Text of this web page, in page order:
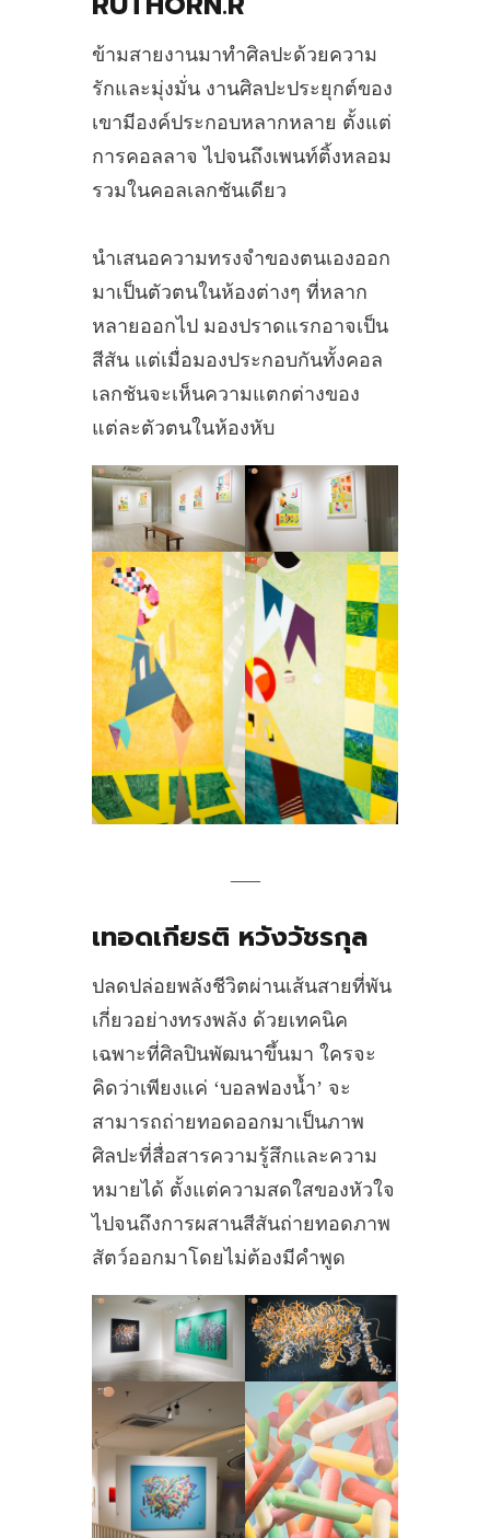
ข้ามสายงานมาทำศิลปะด้วยความ
รักและมุ่งมั่น งานศิลปะประยุกต์ของ
เขามีองค์ประกอบหลากหลาย ตั้งแต่
การคอลลาจ ไปจนถึงเพนท์ติ้งหลอม
รวมในคอลเลกชันเดียว
นำเสนอความทรงจำของตนเองออก
มาเป็นตัวตนในห้องต่างๆ ที่หลาก
หลายออกไป มองปราดแรกอาจเป็น
สีสัน แต่เมื่อมองประกอบกันทั้งคอล
เลกชันจะเห็นความแตกต่างของ
แต่ละตัวตนในห้องหับ
เทอดเกียรติ หวังวัชรกุล
ปลดปล่อยพลังชีวิตผ่านเส้นสายที่พัน
เกี่ยวอย่างทรงพลัง ด้วยเทคนิค
เฉพาะที่ศิลปินพัฒนาขึ้นมา ใครจะ
คิดว่าเพียงแค่ ‘บอลฟองน้ำ’ จะ
สามารถถ่ายทอดออกมาเป็นภาพ
ศิลปะที่สื่อสารความรู้สึกและความ
หมายได้ ตั้งแต่ความสดใสของหัวใจ
ไปจนถึงการผสานสีสันถ่ายทอดภาพ
สัตว์ออกมาโดยไม่ต้องมีคำพูด